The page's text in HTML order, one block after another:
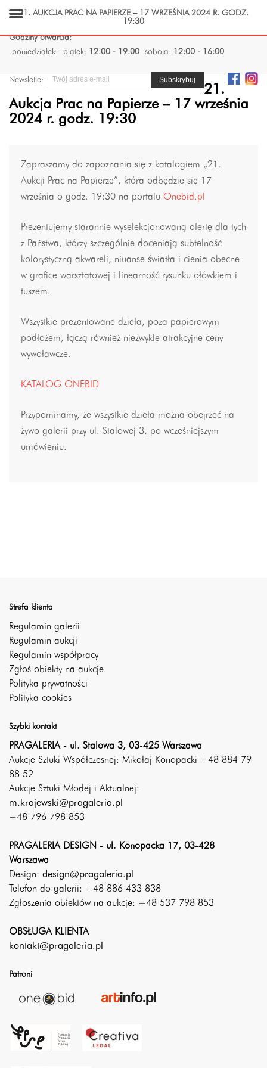
Godziny otwarcia:
poniedziałek - piątek:
12:00 - 19:00 sobota: 12:00 - 16:00
Newsletter
21.
Aukcja Prac na Papierze – 17 września
2024 r. godz. 19:30
Zapraszamy do zapoznania się z katalogiem „21.
Aukcji Prac na Papierze”, która odbędzie się 17
września o godz. 19:30 na portalu Onebid.pl
Prezentujemy starannie wyselekcjonowaną ofertę dla tych
z Państwa, którzy szczególnie doceniają subtelność
kolorystyczną akwareli, niuanse światła i cienia obecne
w grafice warsztatowej i linearność rysunku ołówkiem i
tuszem.
Wszystkie prezentowane dzieła, poza papierowym
podłożem, łączą również niezwykle atrakcyjne ceny
wywoławcze.
KATALOG ONEBID
Przypominamy, że wszystkie dzieła można obejrzeć na
żywo galerii przy ul. Stalowej 3, po wcześniejszym
umówieniu.
Strefa klienta
Regulamin galerii
Regulamin aukcji
Regulamin współpracy
Zgłoś obiekty na aukcje
Polityka prywatności
Polityka cookies
Szybki kontakt
PRAGALERIA - ul. Stalowa 3, 03-425 Warszawa
Aukcje Sztuki Współczesnej: Mikołaj Konopacki +48 884 79
88 52
Aukcje Sztuki Młodej i Aktualnej:
m.krajewski@pragaleria.pl
+48 796 798 853
PRAGALERIA DESIGN - ul. Konopacka 17, 03-428
Warszawa
Design: design@pragaleria.pl
Telefon do galerii: +48 886 433 838
Zgłoszenia obiektów na aukcje: +48 537 798 853
OBSŁUGA KLIENTA
kontakt@pragaleria.pl
Patroni
21. AUKCJA PRAC NA PAPIERZE – 17 WRZEŚNIA 2024 R. GODZ.
19:30